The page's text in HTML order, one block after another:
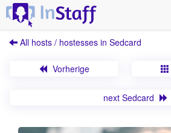
All hosts / hostesses in Sedcard
Vorherige
next Sedcard